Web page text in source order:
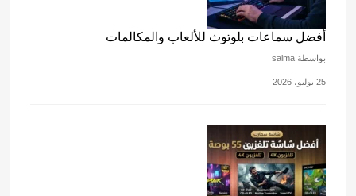
أفضل سماعات بلوتوث للألعاب والمكالمات
بواسطة salma
25 يوليو، 2026